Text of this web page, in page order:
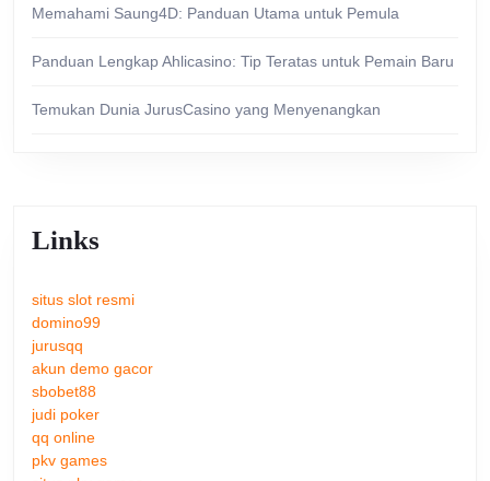
Memahami Saung4D: Panduan Utama untuk Pemula
Panduan Lengkap Ahlicasino: Tip Teratas untuk Pemain Baru
Temukan Dunia JurusCasino yang Menyenangkan
Links
situs slot resmi
domino99
jurusqq
akun demo gacor
sbobet88
judi poker
qq online
pkv games